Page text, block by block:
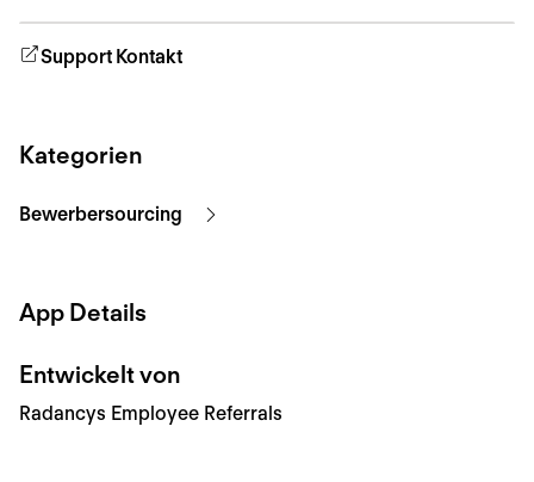
Support Kontakt
Kategorien
Bewerbersourcing
App Details
Entwickelt von
Radancys Employee Referrals